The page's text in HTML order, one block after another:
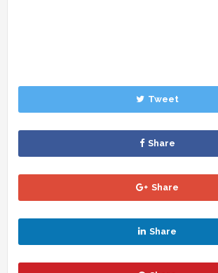
Tweet
Share
Share
Share